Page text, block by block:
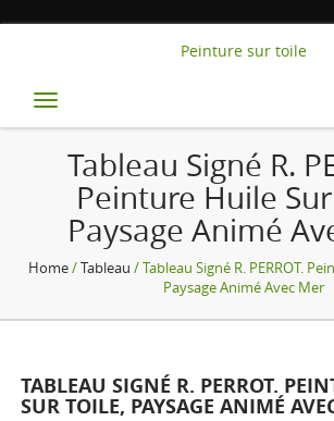
Peinture sur toile
Toggle
navigation
Tableau Signé R.
Peinture Huile
Paysage Animé
Home/Tableau / Tableau Signé R. PERROT.
Paysage Animé Avec Mer
TABLEAU SIGNÉ R. PERROT.
SUR TOILE, PAYSAGE ANIMÉ